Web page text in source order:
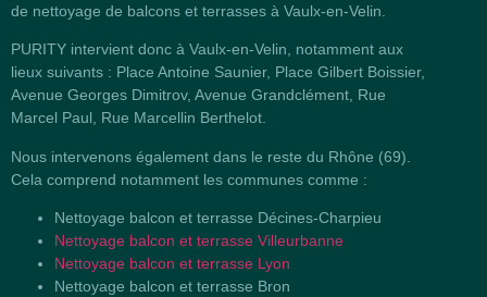
de nettoyage de balcons et terrasses à Vaulx-en-Velin.
PURITY intervient donc à Vaulx-en-Velin, notamment aux
lieux suivants : Place Antoine Saunier, Place Gilbert Boissier,
Avenue Georges Dimitrov, Avenue Grandclément, Rue
Marcel Paul, Rue Marcellin Berthelot.
Nous intervenons également dans le reste du Rhône (69).
Cela comprend notamment les communes comme :
Nettoyage balcon et terrasse Décines-Charpieu
Nettoyage balcon et terrasse Villeurbanne
Nettoyage balcon et terrasse Lyon
Nettoyage balcon et terrasse Bron